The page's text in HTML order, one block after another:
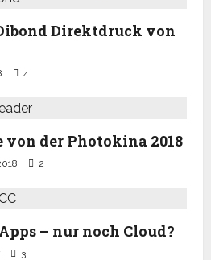
Direktdruck von
4
der Photokina 2018
2
– nur noch Cloud?
3